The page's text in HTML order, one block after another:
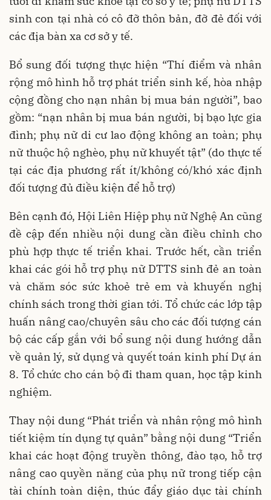
sinh con tại nhà có cô đỡ thôn bản, đỡ đẻ đối với
các địa bàn xa cơ sở y tế.
Bổ sung đối tượng thực hiện “Thí điểm và nhân
rộng mô hình hỗ trợ phát triển sinh kế, hòa nhập
cộng đồng cho nạn nhân bị mua bán người”, bao
gồm: “nạn nhân bị mua bán người, bị bạo lực gia
đình; phụ nữ di cư lao động không an toàn; phụ
nữ thuộc hộ nghèo, phụ nữ khuyết tật” (do thực tế
tại các địa phương rất ít/không có/khó xác định
đối tượng đủ điều kiện để hỗ trợ)
Bên cạnh đó, Hội Liên Hiệp phụ nữ Nghệ An cũng
đề cập đến nhiều nội dung cần điều chỉnh cho
phù hợp thực tế triển khai. Trước hết, cần triển
khai các gói hỗ trợ phụ nữ DTTS sinh đẻ an toàn
và chăm sóc sức khoẻ trẻ em và khuyến nghị
chính sách trong thời gian tới. Tổ chức các lớp tập
huấn nâng cao/chuyên sâu cho các đối tượng cán
bộ các cấp gắn với bổ sung nội dung hướng dẫn
về quản lý, sử dụng và quyết toán kinh phí Dự án
8. Tổ chức cho cán bộ đi tham quan, học tập kinh
nghiệm.
Thay nội dung “Phát triển và nhân rộng mô hình
tiết kiệm tín dụng tự quản” bằng nội dung “Triển
khai các hoạt động truyền thông, đào tạo, hỗ trợ
nâng cao quyền năng của phụ nữ trong tiếp cận
tài chính toàn diện, thúc đẩy giáo dục tài chính